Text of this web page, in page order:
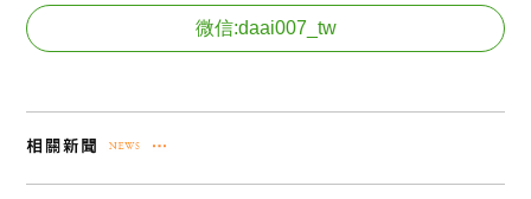
微信:daai007_tw